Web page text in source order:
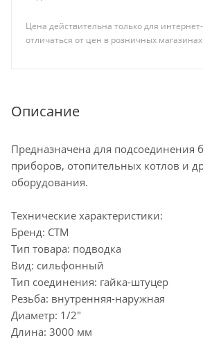
Цена действительна только для
отличаться от цен в розничных магазинах
Описание
Предназначена для подсоединения
приборов, отопительных котлов и
оборудования.
Технические характеристики:
Бренд: CTM
Тип товара: подводка
Вид: сильфонный
Тип соединения: гайка-штуцер
Резьба: внутренняя-наружная
Диаметр: 1/2"
Длина: 3000 мм